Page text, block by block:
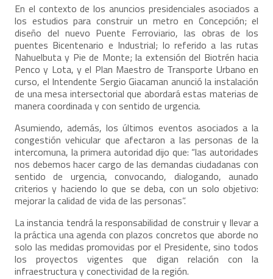
En el contexto de los anuncios presidenciales asociados a
los estudios para construir un metro en Concepción; el
diseño del nuevo Puente Ferroviario, las obras de los
puentes Bicentenario e Industrial; lo referido a las rutas
Nahuelbuta y Pie de Monte; la extensión del Biotrén hacia
Penco y Lota, y el Plan Maestro de Transporte Urbano en
curso, el Intendente Sergio Giacaman anunció la instalación
de una mesa intersectorial que abordará estas materias de
manera coordinada y con sentido de urgencia.
Asumiendo, además, los últimos eventos asociados a la
congestión vehicular que afectaron a las personas de la
intercomuna, la primera autoridad dijo que: “las autoridades
nos debemos hacer cargo de las demandas ciudadanas con
sentido de urgencia, convocando, dialogando, aunado
criterios y haciendo lo que se deba, con un solo objetivo:
mejorar la calidad de vida de las personas”.
La instancia tendrá la responsabilidad de construir y llevar a
la práctica una agenda con plazos concretos que aborde no
solo las medidas promovidas por el Presidente, sino todos
los proyectos vigentes que digan relación con la
infraestructura y conectividad de la región.